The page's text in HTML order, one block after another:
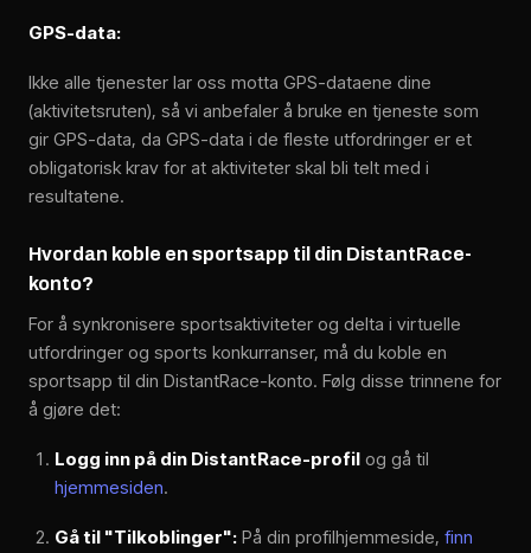
GPS-data:
Ikke alle tjenester lar oss motta GPS-dataene dine
(aktivitetsruten), så vi anbefaler å bruke en tjeneste som
gir GPS-data, da GPS-data i de fleste utfordringer er et
obligatorisk krav for at aktiviteter skal bli telt med i
resultatene.
Hvordan koble en sportsapp til din DistantRace-
konto?
For å synkronisere sportsaktiviteter og delta i virtuelle
utfordringer og sports konkurranser, må du koble en
sportsapp til din DistantRace-konto. Følg disse trinnene for
å gjøre det:
Logg inn på din DistantRace-profil og gå til
hjemmesiden.
Gå til "Tilkoblinger": På din profilhjemmeside, finn